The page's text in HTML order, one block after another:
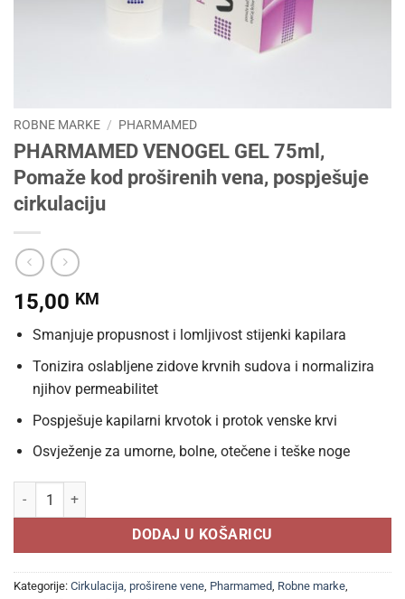
ROBNE MARKE / PHARMAMED
PHARMAMED VENOGEL GEL 75ml,
Pomaže kod proširenih vena, pospješuje
cirkulaciju
15,00 KM
Smanjuje propusnost i lomljivost stijenki kapilara
Tonizira oslabljene zidove krvnih sudova i normalizira
njihov permeabilitet
Pospješuje kapilarni krvotok i protok venske krvi
Osvježenje za umorne, bolne, otečene i teške noge
PHARMAMED VENOGEL GEL 75ml, Pomaže kod proširenih vena,
DODAJ U KOŠARICU
Kategorije: Cirkulacija, proširene vene Pharmamed Robne marke